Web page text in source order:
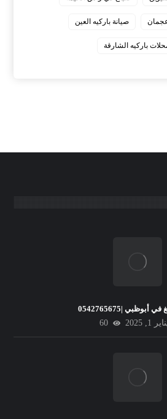
صيانة باركيه العين
باركيه الشارقة
|0542765675
1, 2025
60